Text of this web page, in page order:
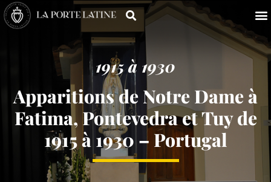
1915 à 1930
Apparitions de Notre Dame à
Fatima, Pontevedra et Tuy de
1915 à 1930 – Portugal